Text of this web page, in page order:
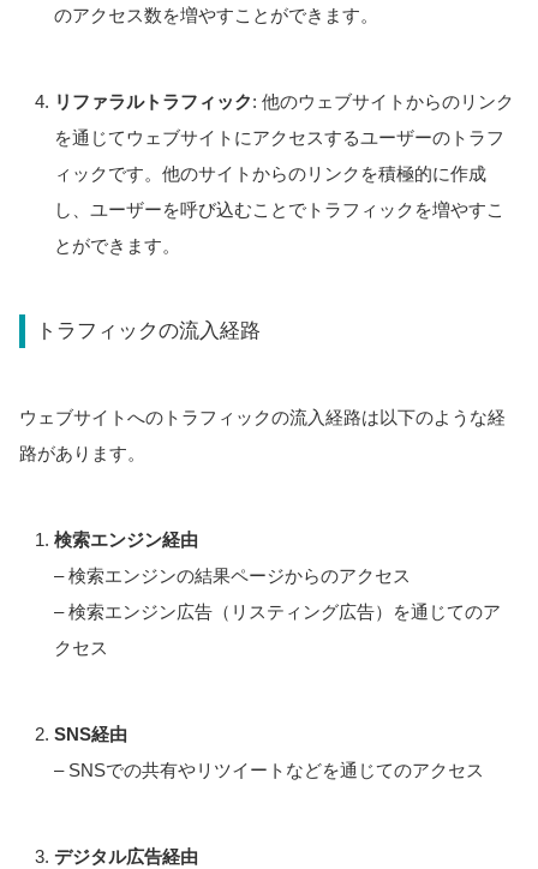
のアクセス数を増やすことができます。
リファラルトラフィック: 他のウェブサイトからのリンク
を通じてウェブサイトにアクセスするユーザーのトラフ
ィックです。他のサイトからのリンクを積極的に作成
し、ユーザーを呼び込むことでトラフィックを増やすこ
とができます。
トラフィックの流入経路
ウェブサイトへのトラフィックの流入経路は以下のような経
路があります。
検索エンジン経由
– 検索エンジンの結果ページからのアクセス
– 検索エンジン広告（リスティング広告）を通じてのア
クセス
SNS経由
– SNSでの共有やリツイートなどを通じてのアクセス
デジタル広告経由